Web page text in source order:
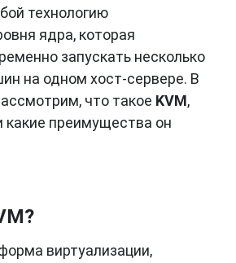
технологию
ядра, которая
запускать несколько
на одном хост-сервере. В
что такое KVM,
какие преимущества он
виртуализации,